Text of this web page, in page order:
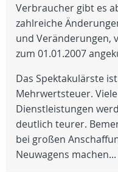
Verbraucher gibt es
zahlreiche
und Veränderungen,
zum 01.01.2007
Das Spektakulärste
Mehrwertsteuer.
Dienstleistungen
deutlich teurer.
bei großen
Neuwagens machen...